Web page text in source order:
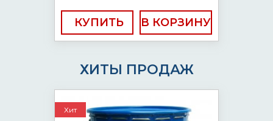
КУПИТЬ
ХИТЫ ПРОДАЖ
Хит